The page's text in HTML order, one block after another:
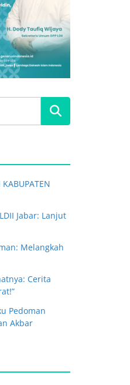
Jabar: Lanjut
Melangkah
Cerita
Pedoman
Akbar